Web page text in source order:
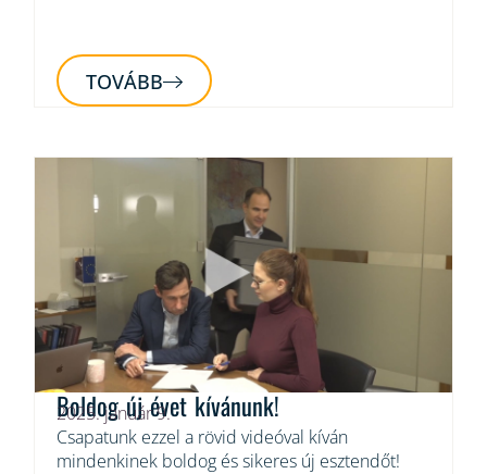
TOVÁBB
Boldog új évet kívánunk!
2025. január 9.
Csapatunk ezzel a rövid videóval kíván
mindenkinek boldog és sikeres új esztendőt!